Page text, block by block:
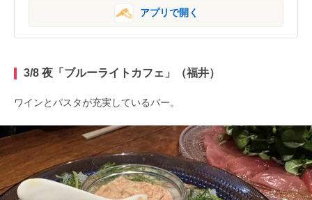
アプリで開く
3/8 夜「ブルーライトカフェ」（福井）
ワインとパスタが充実しているバー。